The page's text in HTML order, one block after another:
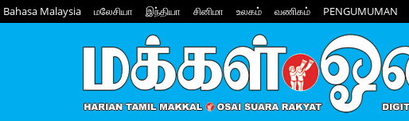
Bahasa Malaysia மலேசியா இந்தியா சினிமா உலகம் வணிகம் PENGUMUMAN